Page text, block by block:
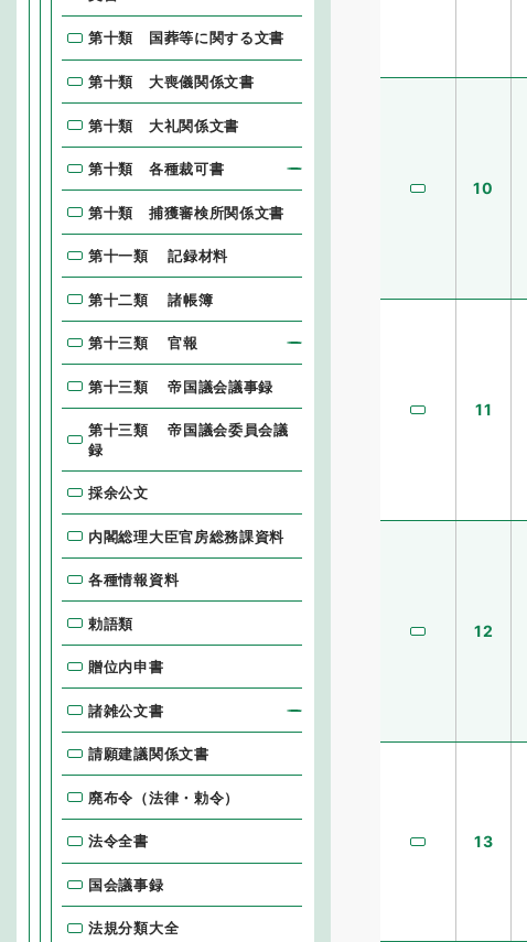
10
11
12
13
第十類 国葬等に関する文書
第十類 大喪儀関係文書
第十類 大礼関係文書
第十類 各種裁可書
第十類 捕獲審検所関係文書
第十一類 記録材料
第十二類 諸帳簿
第十三類 官報
第十三類 帝国議会議事録
第十三類 帝国議会委員会議
録
採余公文
内閣総理大臣官房総務課資料
各種情報資料
勅語類
贈位内申書
諸雑公文書
請願建議関係文書
廃布令（法律・勅令）
法令全書
国会議事録
法規分類大全